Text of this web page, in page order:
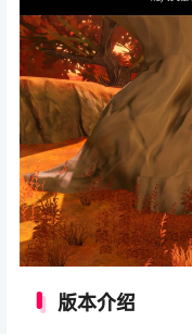
版本介绍